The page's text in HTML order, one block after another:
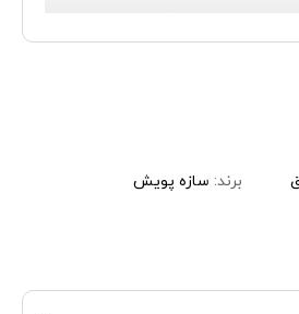
برند: سازه پویش